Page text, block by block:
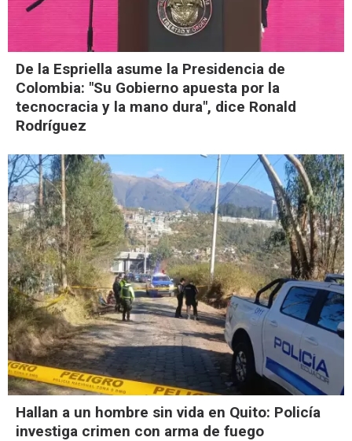
De la Espriella asume la Presidencia de
Colombia: "Su Gobierno apuesta por la
tecnocracia y la mano dura", dice Ronald
Rodríguez
Hallan a un hombre sin vida en Quito: Policía
investiga crimen con arma de fuego